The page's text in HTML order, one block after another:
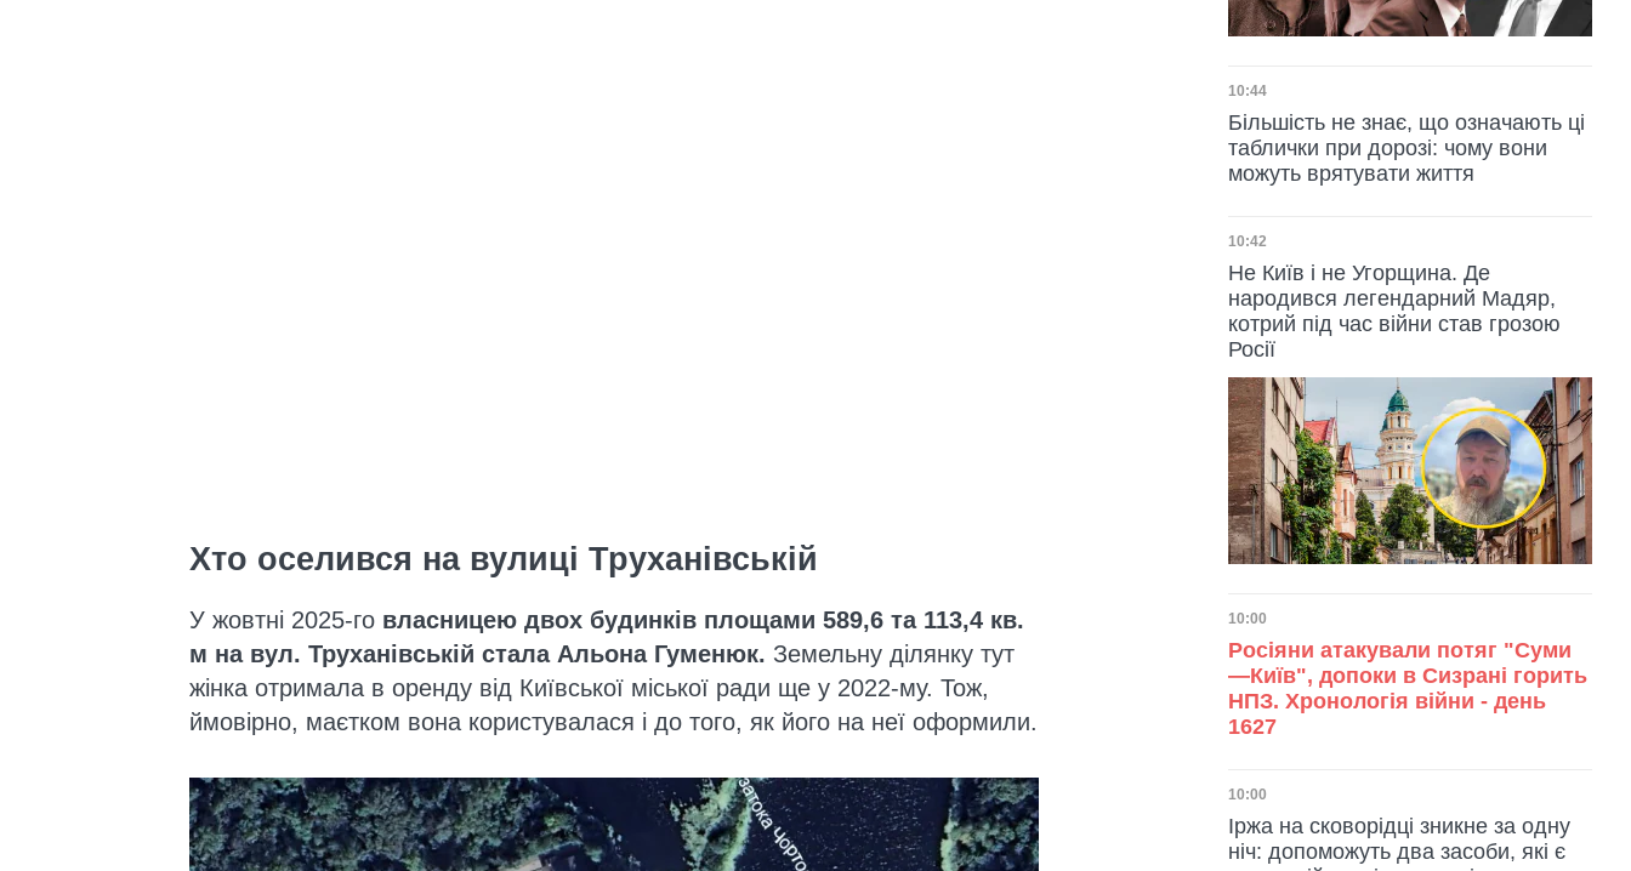
Хто оселився на вулиці Труханівській
У жовтні 2025-го власницею двох будинків площами 589,6 та 113,4 кв.
м на вул. Труханівській стала Альона Гуменюк. Земельну ділянку тут
жінка отримала в оренду від Київської міської ради ще у 2022-му. Тож,
ймовірно, маєтком вона користувалася і до того, як його на неї оформили.
Дата публікації
10:44
Більшість не знає, що означають ці
таблички при дорозі: чому вони
можуть врятувати життя
Дата публікації
10:42
Не Київ і не Угорщина. Де
народився легендарний Мадяр,
котрий під час війни став грозою
Росії
Дата публікації
10:00
Росіяни атакували потяг "Суми
—Київ", допоки в Сизрані горить
НПЗ. Хронологія війни - день
1627
Дата публікації
10:00
Іржа на сковорідці зникне за одну
ніч: допоможуть два засоби, які є